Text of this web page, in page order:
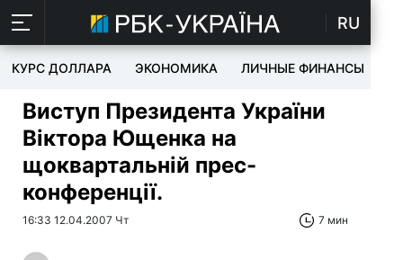
RU
КУРС ДОЛЛАРА ЭКОНОМИКА ЛИЧНЫЕ ФИНАНСЫ
Виступ Президента України
Віктора Ющенка на
щоквартальній прес-
конференції.
16:33 12.04.2007 Чт 7 мин